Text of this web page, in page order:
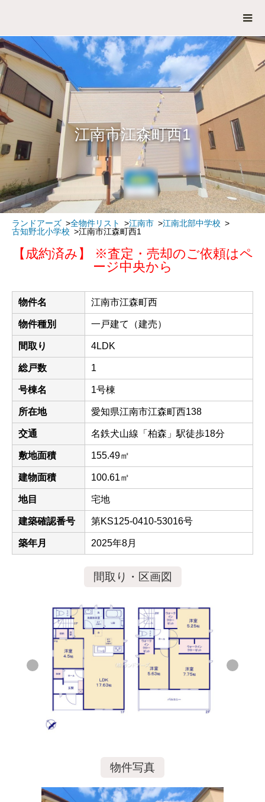
江南市江森町西1
ランドアーズ 全物件リスト 江南市
江南北部中学校
古知野北小学校
江南市江森町西1
【成約済み】 ※査定・売却のご依頼はペ
ージ中央から
物件名 江南市江森町西
物件種別 一戸建て（建売）
間取り 4LDK
総戸数 1
号棟名 1号棟
所在地 愛知県江南市江森町西138
交通 名鉄犬山線「柏森」駅徒歩18分
敷地面積 155.49㎡
建物面積 100.61㎡
地目 宅地
建築確認番号 第KS125-0410-53016号
築年月 2025年8月
間取り・区画図
物件写真